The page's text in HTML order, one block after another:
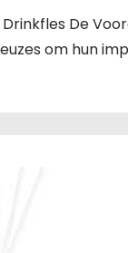
De
om hun